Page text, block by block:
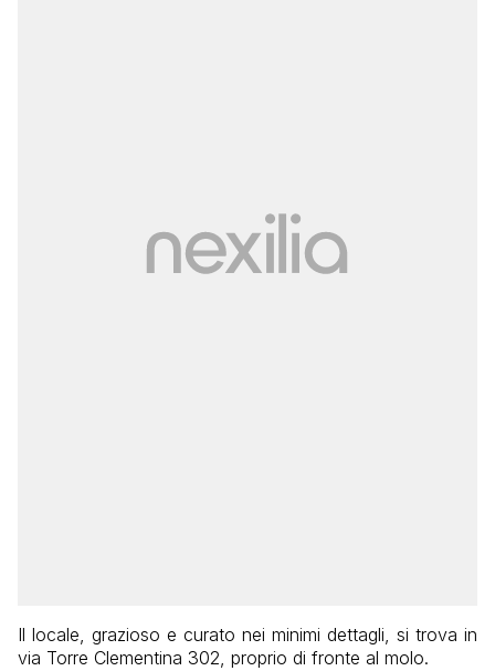
Il locale, grazioso e curato nei minimi dettagli, si trova in
via Torre Clementina 302, proprio di fronte al molo.